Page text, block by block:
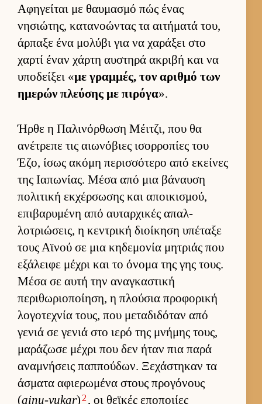
Αφηγεί­ται με θαυ­μασμό πώς ένας
νησιώτης, κατανοώντας τα αι­τήματά του,
άρ­παξε ένα μολύβι για να χαράξει στο
χαρτί έναν χάρτη αυ­στηρά ακριβή και να
υποδεί­ξει «με γραμ­μές, τον αριθμό των
ημερών πλεύ­σης με πιρόγα».
Ήρθε η Παλινόρ­θωση Μέιτζι, που θα
ανέτρεπε τις αιω­νόβιες ισορ­ροπίες του
Έζο, ίσως ακόμη περισ­σότερο από εκεί­νες
της Ια­πωνίας. Μέσα από μια βάναυση
πολιτική εκ­χέρ­σωσης και αποι­κισμού,
επιβαρυμένη από αυ­ταρ­χικές απαλ­
λοτριώσεις, η κεντρική διοί­κηση υπέταξε
τους Αϊνού σε μια κηδεμονία μητριάς που
εξάλειφε μέχρι και το όνομα της γης τους.
Μέσα σε αυτή την αναγκαστική
περιθωριο­ποί­ηση, η πλού­σια προφορική
λογοτεχνία τους, που μεταδιδόταν από
γενιά σε γενιά στο ιερό της μνήμης τους,
μαράζωσε μέχρι που δεν ήταν πια παρά
αναμνήσεις παπ­πού­δων. Ξεχάστηκαν τα
άσματα αφιε­ρωμένα στους προγόνους
(ainu-yukar) 2 , οι θεϊκές εποποι­ίες